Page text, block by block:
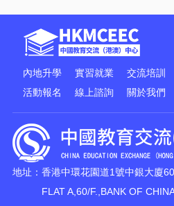
內地升學 實習就業 交流培訓
活動報名
線上諮詢 關於我們
地址：香港中環花園道1號中銀大廈
FLAT A,60/F.,BANK OF CHINA